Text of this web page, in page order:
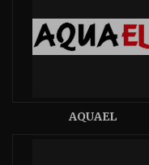
AQUAEL